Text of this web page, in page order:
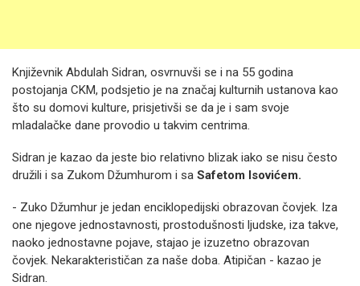
Književnik Abdulah Sidran, osvrnuvši se i na 55 godina
postojanja CKM, podsjetio je na značaj kulturnih ustanova kao
što su domovi kulture, prisjetivši se da je i sam svoje
mladalačke dane provodio u takvim centrima.
Sidran je kazao da jeste bio relativno blizak iako se nisu često
družili i sa Zukom Džumhurom i sa Safetom Isovićem.
- Zuko Džumhur je jedan enciklopedijski obrazovan čovjek. Iza
one njegove jednostavnosti, prostodušnosti ljudske, iza takve,
naoko jednostavne pojave, stajao je izuzetno obrazovan
čovjek. Nekarakterističan za naše doba. Atipičan - kazao je
Sidran.